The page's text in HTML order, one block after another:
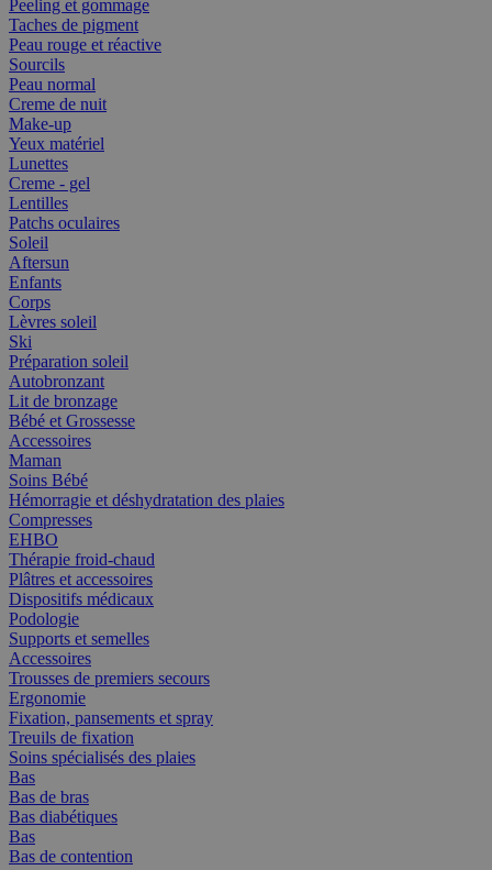
Peeling et gommage
Taches de pigment
Peau rouge et réactive
Sourcils
Peau normal
Creme de nuit
Make-up
Yeux matériel
Lunettes
Creme - gel
Lentilles
Patchs oculaires
Soleil
Aftersun
Enfants
Corps
Lèvres soleil
Ski
Préparation soleil
Autobronzant
Lit de bronzage
Bébé et Grossesse
Accessoires
Maman
Soins Bébé
Hémorragie et déshydratation des plaies
Compresses
EHBO
Thérapie froid-chaud
Plâtres et accessoires
Dispositifs médicaux
Podologie
Supports et semelles
Accessoires
Trousses de premiers secours
Ergonomie
Fixation, pansements et spray
Treuils de fixation
Soins spécialisés des plaies
Bas
Bas de bras
Bas diabétiques
Bas
Bas de contention